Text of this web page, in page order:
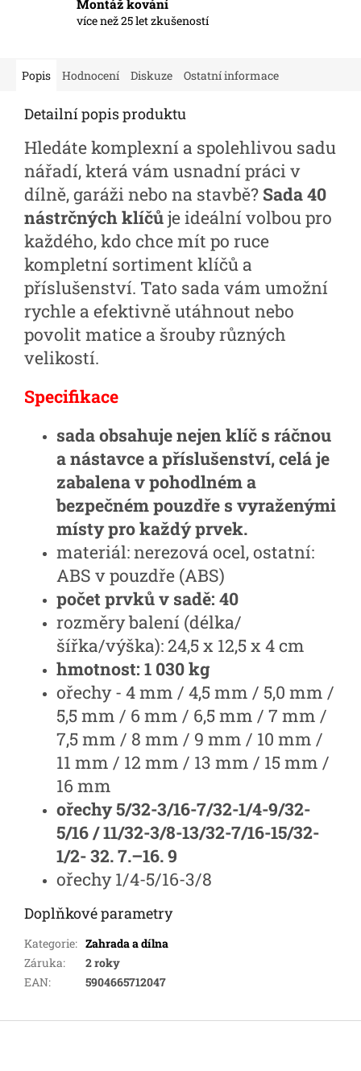
Montáž kování
více než 25 let zkušeností
Popis Hodnocení Diskuze Ostatní informace
Detailní popis produktu
Hledáte komplexní a spolehlivou sadu
nářadí, která vám usnadní práci v
dílně, garáži nebo na stavbě? Sada 40
nástrčných klíčůje ideální volbou pro
každého, kdo chce mít po ruce
kompletní sortiment klíčů a
příslušenství. Tato sada vám umožní
rychle a efektivně utáhnout nebo
povolit matice a šrouby různých
velikostí.
Specifikace
sada obsahuje nejen klíč s ráčnou
a nástavce a příslušenství, celá je
zabalena v pohodlném a
bezpečném pouzdře s vyraženými
místy pro každý prvek.
materiál: nerezová ocel, ostatní:
ABS v pouzdře (ABS)
počet prvků v sadě: 40
rozměry balení (délka/
šířka/výška): 24,5 x 12,5 x 4 cm
hmotnost: 1 030 kg
ořechy - 4 mm / 4,5 mm / 5,0 mm /
5,5 mm / 6 mm / 6,5 mm / 7 mm /
7,5 mm / 8 mm / 9 mm / 10 mm /
11 mm / 12 mm / 13 mm / 15 mm /
16 mm
ořechy 5/32-3/16-7/32-1/4-9/32-
5/16 / 11/32-3/8-13/32-7/16-15/32-
1/2- 32. 7.–16. 9
ořechy 1/4-5/16-3/8
Doplňkové parametry
Kategorie: Zahrada a dílna
Záruka:
2 roky
EAN: 5904665712047